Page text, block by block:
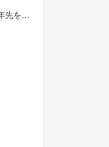
FIRE計画！数年先を見据えてFIREの準備！